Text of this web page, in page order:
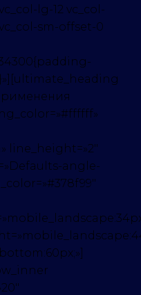
lg-12 vc_col-
sm-offset-0
line_height=»2″
angle-